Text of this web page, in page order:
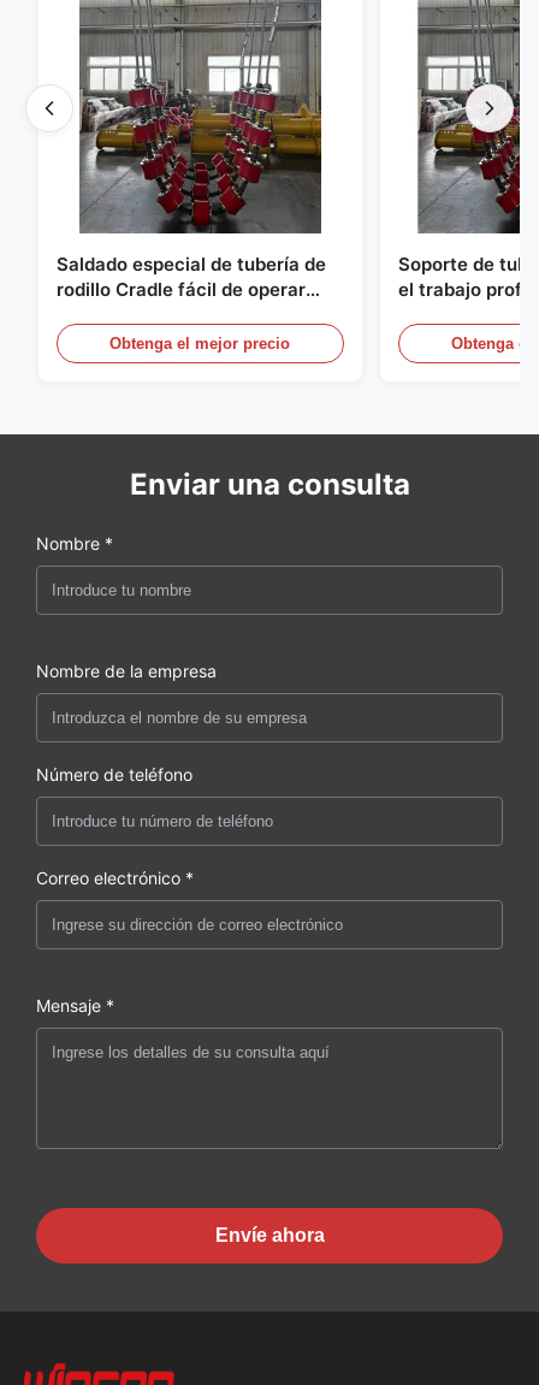
Saldado especial de tubería de
rodillo Cradle fácil de operar
soldadores de tuberías
Obtenga el mejor precio
Soporte de
el trabajo
Obtenga el
Enviar una consulta
Nombre *
Nombre de la empresa
Número de teléfono
Correo electrónico *
Mensaje *
Envíe ahora